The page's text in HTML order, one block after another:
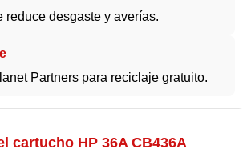
reduce desgaste y averías.
Partners para reciclaje gratuito.
cartucho HP 36A CB436A